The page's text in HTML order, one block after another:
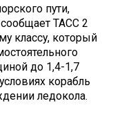
пути,
ТАСС 2
классу, который
до 1,4-1,7
корабль
ледокола.